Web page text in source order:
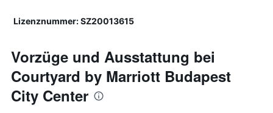
Lizenznummer: SZ20013615
Vorzüge und Ausstattung bei
Courtyard by Marriott Budapest
City Center